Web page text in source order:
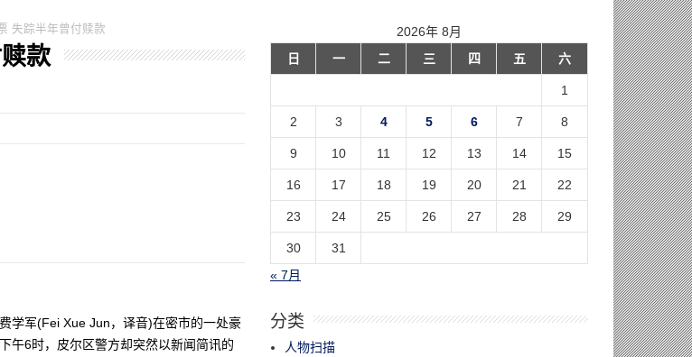
失踪半年曾付赎款
款
学军(Fei Xue Jun，译音)在密市的一处豪
午6时，皮尔区警方却突然以新闻简讯的
2026年 8月
日
一 二 三 四 五 六
1
2 3 4 5 6 7 8
9 10 11 12 13 14 15
16 17 18 19 20 21 22
23 24 25 26 27 28 29
30
31
« 7月
分类
人物扫描